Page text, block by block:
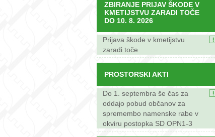
ZBIRANJE PRIJAV ŠKODE V
KMETIJSTVU ZARADI TOČE
DO 10. 8. 2026
Prijava škode v kmetijstvu
zaradi toče
PROSTORSKI AKTI
Do 1. septembra še čas za
oddajo pobud občanov za
spremembo namenske rabe v
okviru postopka SD OPN1-3